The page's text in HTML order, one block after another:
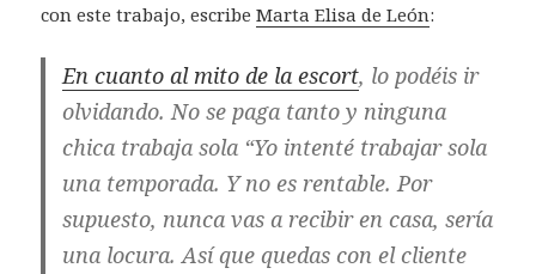
con este trabajo, escribeMarta Elisa de León:
En cuanto al mito de la escort, lo podéis ir
olvidando. No se paga tanto y ninguna
chica trabaja sola “Yo intenté trabajar sola
una temporada. Y no es rentable. Por
supuesto, nunca vas a recibir en casa, sería
una locura. Así que quedas con el cliente